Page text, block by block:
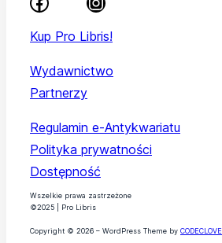
Kup Pro Libris!
Wydawnictwo
Partnerzy
Regulamin e-Antykwariatu
Polityka prywatności
Dostępność
Wszelkie prawa zastrzeżone
©2025 | Pro Libris
Copyright © 2026 – WordPress Theme by CODECLOVE